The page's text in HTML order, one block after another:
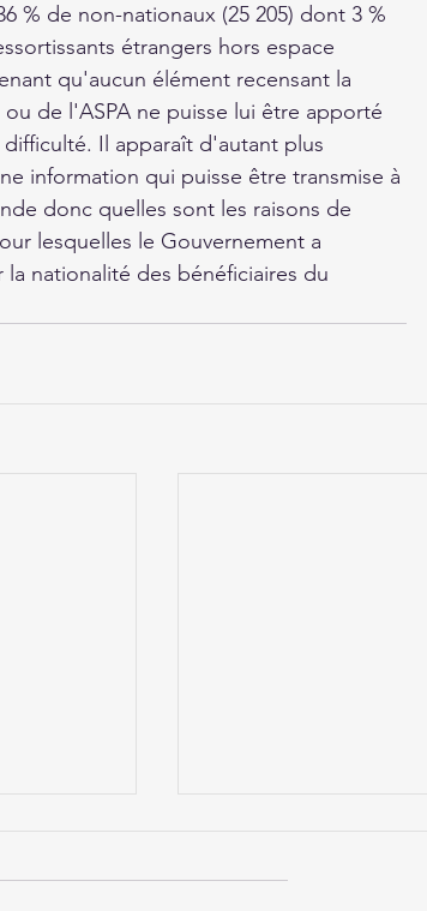
% de non-nationaux (25 205) dont 3 %
étrangers hors espace
qu'aucun élément recensant la
de l'ASPA ne puisse lui être apporté
Il apparaît d'autant plus
information qui puisse être transmise à
donc quelles sont les raisons de
lesquelles le Gouvernement a
nationalité des bénéficiaires du